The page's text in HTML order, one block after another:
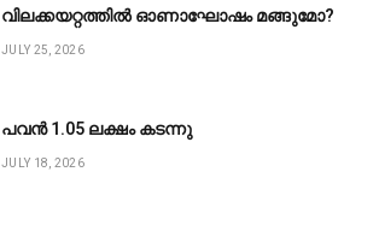
വിലക്കയറ്റത്തിൽ ഓണാഘോഷം മങ്ങുമോ?
JULY 25, 2026
പവൻ ₹1.05 ലക്ഷം കടന്നു
JULY 18, 2026